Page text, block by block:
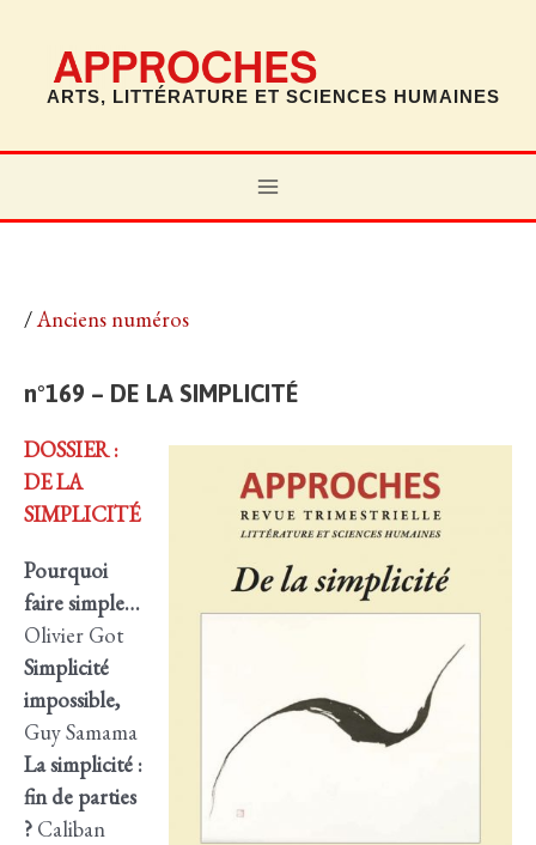
contenu
ARTS, LITTÉRATURE ET SCIENCES HUMAINES
MAIN
/Anciens numéros
n°169 – DE LA SIMPLICITÉ
DOSSIER :
DE LA
SIMPLICITÉ
Pourquoi
faire simple…
Olivier Got
Simplicité
impossible,
Guy Samama
La simplicité :
fin de parties
? Caliban